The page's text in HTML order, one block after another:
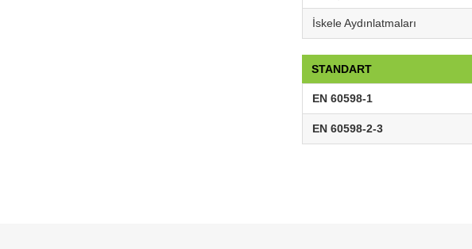
İskele Aydınlatmaları
STANDART
EN 60598-1
EN 60598-2-3